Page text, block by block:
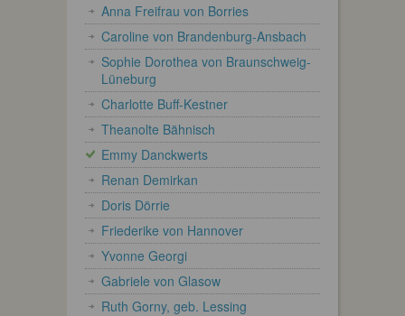
Anna Freifrau von Borries
Caroline von Brandenburg-Ansbach
Sophie Dorothea von Braunschweig-
Lüneburg
Charlotte Buff-Kestner
Theanolte Bähnisch
Emmy Danckwerts
Renan Demirkan
Doris Dörrie
Friederike von Hannover
Yvonne Georgi
Gabriele von Glasow
Ruth Gorny, geb. Lessing